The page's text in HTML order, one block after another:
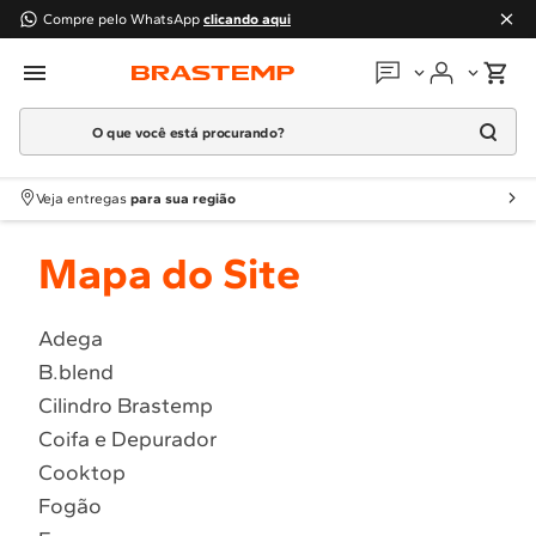
Compre pelo WhatsApp clicando aqui
Em que podemos
Atendimento Brastemp
O que você está procurando?
Termos mais buscados
1º Geladeira
2
Fogao
4 º Lava Louça
5 º Cooktop
6º Microondas Brastemp
7º Forno
8º Embutir
9º Combos
Veja entregas para sua região
Mapa do Site
Adega
B.blend
Cilindro Brastemp
Coifa e Depurador
Cooktop
Fogão